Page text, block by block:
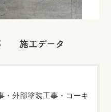
施工データ
・外部塗装工事・コーキ